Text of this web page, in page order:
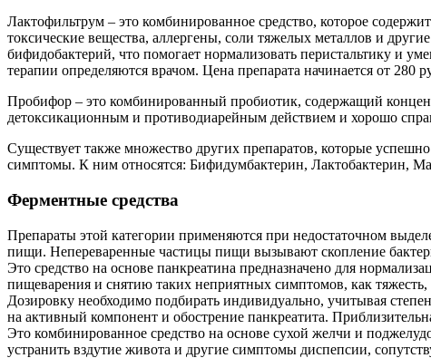
Лактофильтрум – это комбинированное средство, которое
токсические вещества, аллергены, соли тяжелых металлов и
бифидобактерий, что помогает нормализовать перистальтику и
терапии определяются врачом. Цена препарата начинается от 280
Пробифор – это комбинированный пробиотик, содержащий
детоксикационным и противодиарейным действием и хорошо
Существует также множество других препаратов, которые
симптомы. К ним относятся: Бифидумбактерин, Лактобактерин,
Ферментные средства
Препараты этой категории применяются при недостаточном
пищи. Непереваренные частицы пищи вызывают скопление
Это средство на основе панкреатина предназначено для
пищеварения и снятию таких неприятных симптомов, как тяжесть,
Дозировку необходимо подбирать индивидуально, учитывая
на активный компонент и обострение панкреатита.
Это комбинированное средство на основе сухой желчи и
устранить вздутие живота и другие симптомы диспепсии,